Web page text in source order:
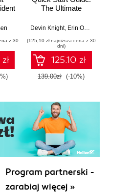
for
-z 30
The Ultimate
to Power BI, Data
Tools, and
Microsoft Fabric -
Fourth Edition
Devin Knight, Erin Ostrowsky
(125,10 zł najniższa cena z 30
dni)
125.10 zł
139.00zł (-10%)
Program partnerski -
zarabiaj więcej »